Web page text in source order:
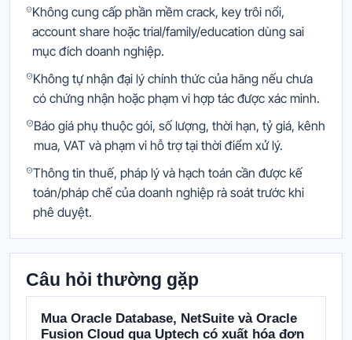
Không cung cấp phần mềm crack, key trôi nổi,
account share hoặc trial/family/education dùng sai
mục đích doanh nghiệp.
Không tự nhận đại lý chính thức của hãng nếu chưa
có chứng nhận hoặc phạm vi hợp tác được xác minh.
Báo giá phụ thuộc gói, số lượng, thời hạn, tỷ giá, kênh
mua, VAT và phạm vi hỗ trợ tại thời điểm xử lý.
Thông tin thuế, pháp lý và hạch toán cần được kế
toán/pháp chế của doanh nghiệp rà soát trước khi
phê duyệt.
Câu hỏi thường gặp
Mua Oracle Database, NetSuite và Oracle
Fusion Cloud qua Uptech có xuất hóa đơn